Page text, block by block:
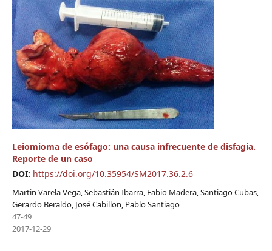
Leiomioma de esófago: una causa infrecuente de disfagia.
Reporte de un caso
DOI: https://doi.org/10.35954/SM2017.36.2.6
Martin Varela Vega, Sebastián Ibarra, Fabio Madera, Santiago Cubas,
Gerardo Beraldo, José Cabillon, Pablo Santiago
47-49
2017-12-29